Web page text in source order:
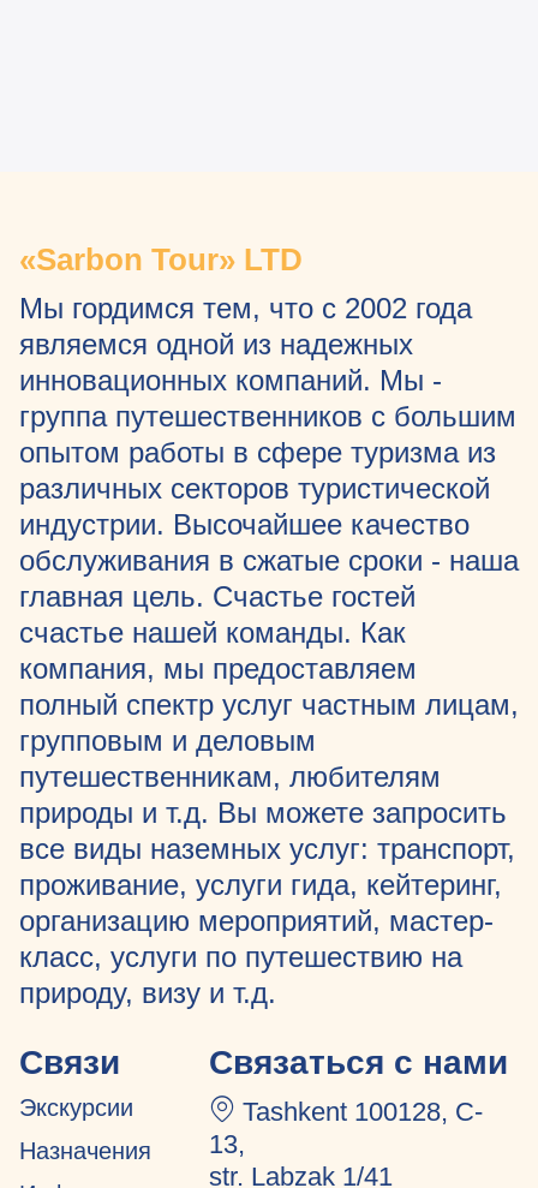
«Sarbon Tour» LTD
Мы гордимся тем, что с 2002 года
являемся одной из надежных
инновационных компаний. Мы -
группа путешественников с большим
опытом работы в сфере туризма из
различных секторов туристической
индустрии. Высочайшее качество
обслуживания в сжатые сроки - наша
главная цель. Счастье гостей
счастье нашей команды. Как
компания, мы предоставляем
полный спектр услуг частным лицам,
групповым и деловым
путешественникам, любителям
природы и т.д. Вы можете запросить
все виды наземных услуг: транспорт,
проживание, услуги гида, кейтеринг,
организацию мероприятий, мастер-
класс, услуги по путешествию на
природу, визу и т.д.
Связи
Экскурсии
Назначения
Связаться с нами
Tashkent 100128, C-
13,
str. Labzak 1/41